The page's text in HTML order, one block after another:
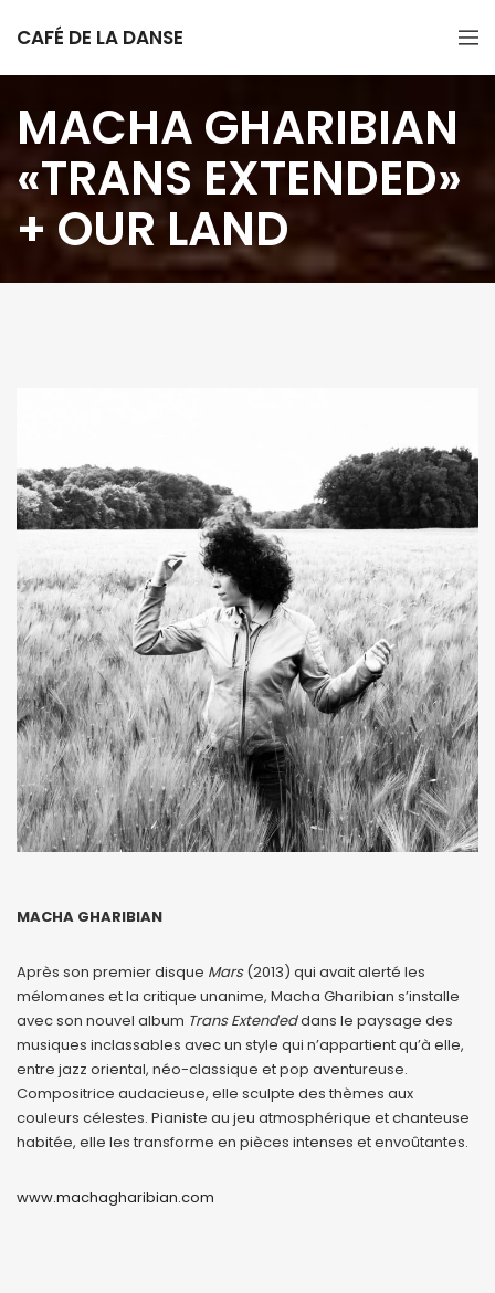
CAFÉ DE LA DANSE
MACHA GHARIBIAN
«TRANS EXTENDED»
+ OUR LAND
MACHA GHARIBIAN
Après son premier disque Mars(2013) qui avait alerté les
mélomanes et la critique unanime, Macha Gharibian s’installe
avec son nouvel album Trans Extendeddans le paysage des
musiques inclassables avec un style qui n’appartient qu’à elle,
entre jazz oriental, néo-classique et pop aventureuse.
Compositrice audacieuse, elle sculpte des thèmes aux
couleurs célestes. Pianiste au jeu atmosphérique et chanteuse
habitée, elle les transforme en pièces intenses et envoûtantes.
www.machagharibian.com